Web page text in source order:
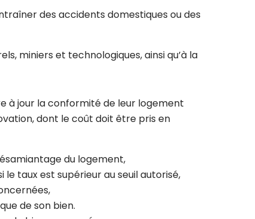
des accidents domestiques ou des
miniers et technologiques, ainsi qu’à la
à jour la conformité de leur logement
dont le coût doit être pris en
du logement,
taux est supérieur au seuil autorisé,
de son bien.